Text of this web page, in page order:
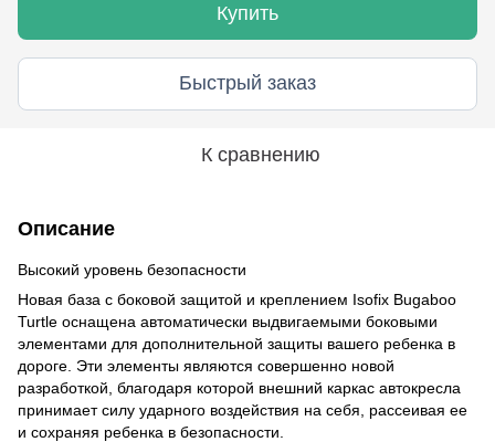
Купить
Быстрый заказ
К сравнению
Описание
Высокий уровень безопасности
Новая база с боковой защитой и креплением Isofix Bugaboo
Turtle оснащена автоматически выдвигаемыми боковыми
элементами для дополнительной защиты вашего ребенка в
дороге. Эти элементы являются совершенно новой
разработкой, благодаря которой внешний каркас автокресла
принимает силу ударного воздействия на себя, рассеивая ее
и сохраняя ребенка в безопасности.